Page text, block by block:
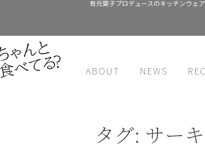
有元葉子プロデュースのキッチンウェ
ABOUT NEWS
タグ: サー